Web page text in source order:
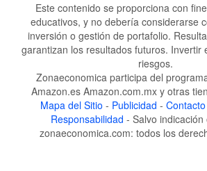
Este contenido se proporciona con
educativos, y no debería considerarse
inversión o gestión de portafolio.
garantizan los resultados futuros. Invertir
riesgos.
Zonaeconomica participa del
Amazon.es Amazon.com.mx y otras
Mapa del Sitio - Publicidad - Contacto
Responsabilidad - Salvo
zonaeconomica.com: todos los